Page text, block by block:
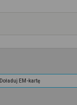
Doładuj EM-kartę